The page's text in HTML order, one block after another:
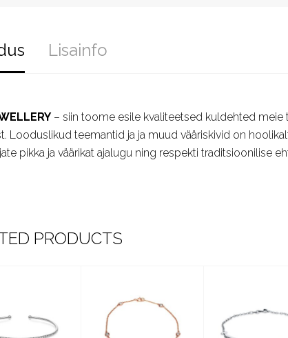
Lisainfo
– siin toome esile kvaliteetsed kuldehted meie
Looduslikud teemantid ja ja muud vääriskivid on
pikka ja väärikat ajalugu ning respekti traditsioonilise
PRODUCTS